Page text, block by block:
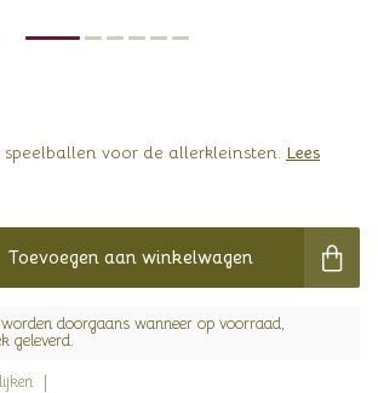
speelballen voor de allerkleinsten. Lees
Toevoegen aan winkelwagen
doorgaans wanneer op voorraad,
geleverd.